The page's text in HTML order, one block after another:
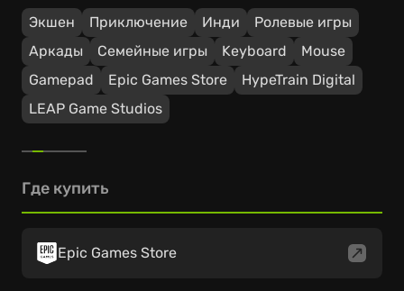
Экшен Приключение Инди
Ролевые игры
Аркады
Семейные игры Keyboard
Mouse
Gamepad
Epic Games Store
HypeTrain Digital
LEAP Game Studios
Где купить
Epic Games Store